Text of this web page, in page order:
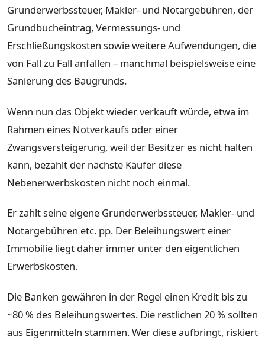
Grunderwerbssteuer, Makler- und Notargebühren, der
Grundbucheintrag, Vermessungs- und
Erschließungskosten sowie weitere Aufwendungen, die
von Fall zu Fall anfallen – manchmal beispielsweise eine
Sanierung des Baugrunds.
Wenn nun das Objekt wieder verkauft würde, etwa im
Rahmen eines Notverkaufs oder einer
Zwangsversteigerung, weil der Besitzer es nicht halten
kann, bezahlt der nächste Käufer diese
Nebenerwerbskosten nicht noch einmal.
Er zahlt seine eigene Grunderwerbssteuer, Makler- und
Notargebühren etc. pp. Der Beleihungswert einer
Immobilie liegt daher immer unter den eigentlichen
Erwerbskosten.
Die Banken gewähren in der Regel einen Kredit bis zu
~80 % des Beleihungswertes. Die restlichen 20 % sollten
aus Eigenmitteln stammen. Wer diese aufbringt, riskiert